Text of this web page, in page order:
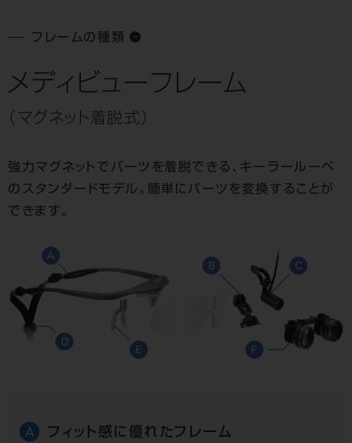
フレームの種類
メディビューフレーム
（マグネット着脱式）
強力マグネットでパーツを着脱できる、キーラールーペ
のスタンダードモデル。簡単にパーツを変換することが
できます。
A フィット感に優れたフレーム